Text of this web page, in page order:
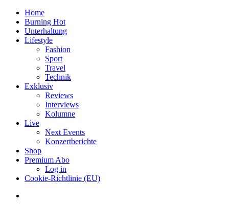
Home
Burning Hot
Unterhaltung
Lifestyle
Fashion
Sport
Travel
Technik
Exklusiv
Reviews
Interviews
Kolumne
Live
Next Events
Konzertberichte
Shop
Premium Abo
Log in
Cookie-Richtlinie (EU)